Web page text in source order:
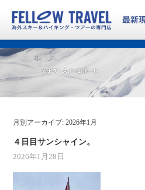
月別アーカイブ:2026年1月
４日目サンシャイン。
2026年1月28日